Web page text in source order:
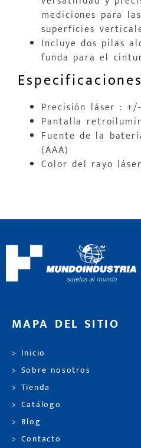
mediciones para
superficies
Incluye dos pilas
funda para el
Especificaciones
Precisión láser : +/-
Pantalla
Fuente de la
(AAA)
Color del rayo
MAPA DEL SITIO
> Inicio
> Sobre nosotros
> Tienda
> Catálogo
> Blog
> Contacto